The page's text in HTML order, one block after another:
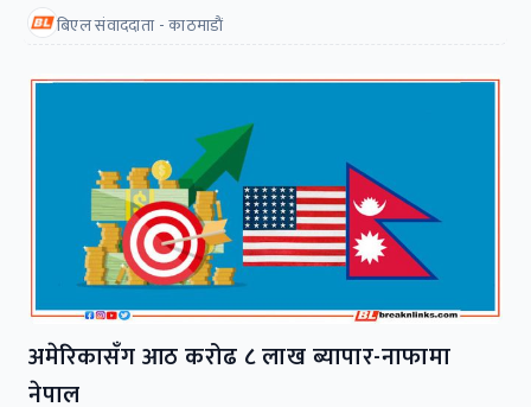
बिएल संवाददाता - काठमाडाैं
अमेरिकासँग आठ करोढ ८ लाख ब्यापार-नाफामा
नेपाल